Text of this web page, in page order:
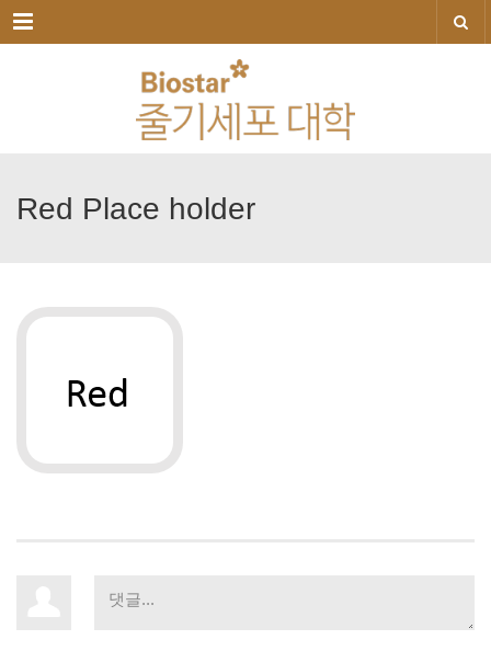
메뉴
Red Place holder